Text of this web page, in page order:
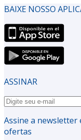
BAIXE NOSSO
ASSINAR
Assine a newsletter
ofertas